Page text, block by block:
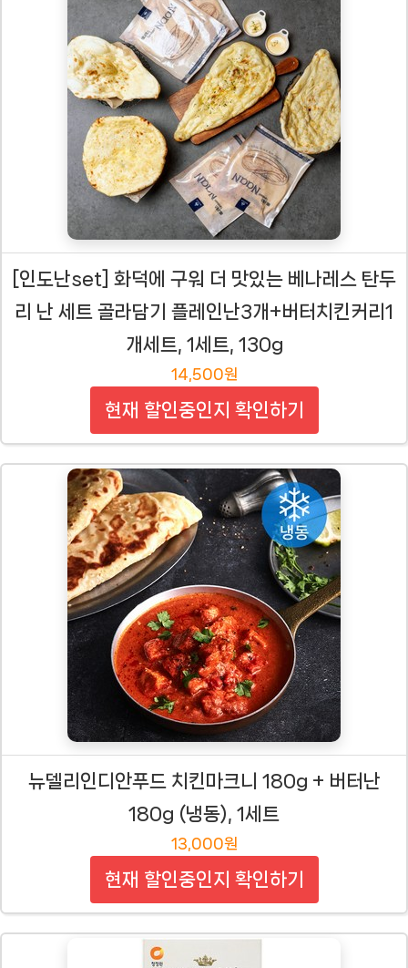
[인도난set] 화덕에 구워 더 맛있는 베나레스 탄두
리 난 세트 골라담기 플레인난3개+버터치킨커리1
개세트, 1세트, 130g
14,500원
현재 할인중인지 확인하기
뉴델리인디안푸드 치킨마크니 180g + 버터난
180g (냉동), 1세트
13,000원
현재 할인중인지 확인하기